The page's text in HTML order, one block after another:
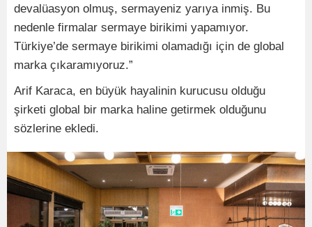
devalüasyon olmuş, sermayeniz yarıya inmiş. Bu
nedenle firmalar sermaye birikimi yapamıyor.
Türkiye’de sermaye birikimi olamadığı için de global
marka çıkaramıyoruz.”
Arif Karaca, en büyük hayalinin kurucusu olduğu
şirketi global bir marka haline getirmek olduğunu
sözlerine ekledi.